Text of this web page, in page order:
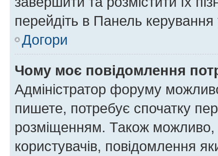
перейдіть в Панель керування
Догори
Чому моє повідомлення
Адміністратор форуму
пишете, потребує спочатку
розміщенням. Також можливо,
користувачів, повідомлення